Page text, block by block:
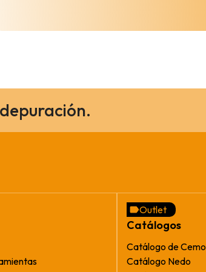
Outlet
Catálogos
Catálogo de Cemo
Catálogo Nedo